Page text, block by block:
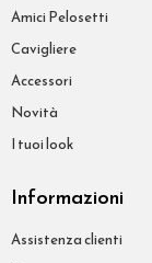
Amici Pelosetti
Cavigliere
Accessori
Novità
I tuoi look
Informazioni
Assistenza clienti